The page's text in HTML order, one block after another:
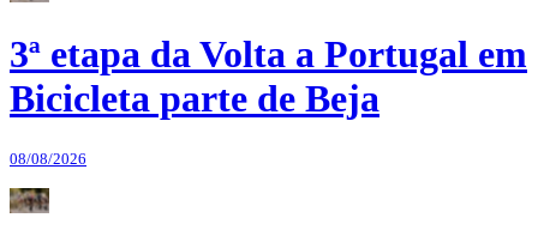
3ª etapa da Volta a Portugal em
Bicicleta parte de Beja
08/08/2026